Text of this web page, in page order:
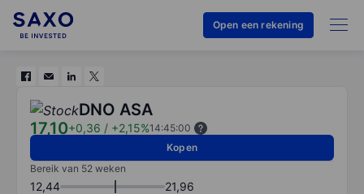
Open een rekening
DNO ASA
17,10+0,36 / +2,15%14:45:00
Kopen
Bereik van 52 weken
12,44 21,96